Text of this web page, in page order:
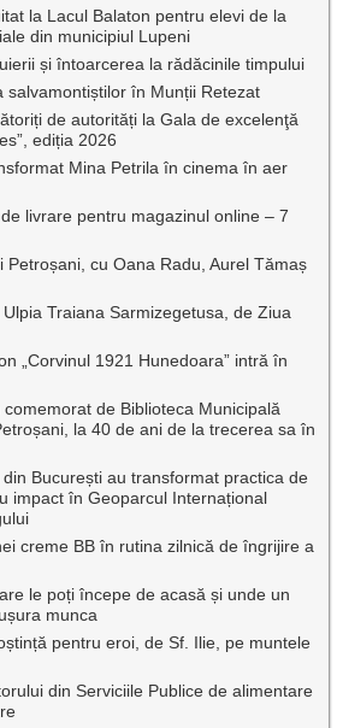
la Lacul Balaton pentru elevi de la
din municipiul Lupeni
și întoarcerea la rădăcinile timpului
salvamontiștilor în Munții Retezat
de autorități la Gala de excelenţă
ediția 2026
Mina Petrila în cinema în aer
livrare pentru magazinul online – 7
Petroșani, cu Oana Radu, Aurel Tămaș
Traiana Sarmizegetusa, de Ziua
„Corvinul 1921 Hunedoara” intră în
de Biblioteca Municipală
la 40 de ani de la trecerea sa în
București au transformat practica de
impact în Geoparcul Internațional
creme BB în rutina zilnică de îngrijire a
le poți începe de acasă și unde un
munca
pentru eroi, de Sf. Ilie, pe muntele
din Serviciile Publice de alimentare